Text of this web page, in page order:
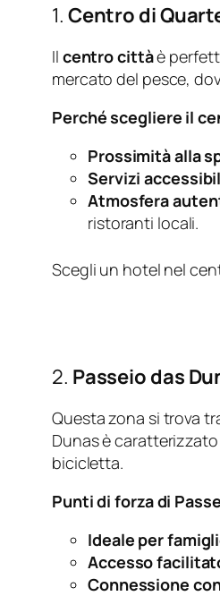
1. Centro di
Il centro cittàè
mercato del pesce,
Perché scegliere il
Prossimità alla
Servizi
Atmosfera
ristoranti locali.
Scegli un hotel nel
2. Passeio das
Questa zona si trova
Dunas è
bicicletta.
Punti di forza di
Ideale per
Accesso
Connessione